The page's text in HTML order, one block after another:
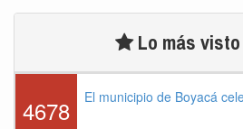
Lo más visto
4678 El municipio de Boyacá